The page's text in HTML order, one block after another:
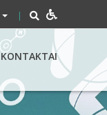
|
KONTAKTAI